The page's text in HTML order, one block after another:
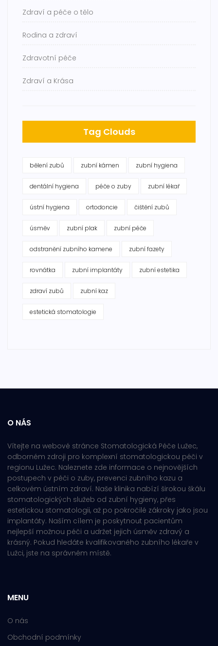
Zdraví a péče o tělo
Rodina a zdraví
Zdravotní péče
Zdraví a Krása
Tag Clouds
bělení zubů zubní kámen zubní hygiena
dentální hygiena péče o zuby zubní lékař
ústní hygiena ortodoncie čištění zubů
úsměv zubní plak zubní péče
odstranění zubního kamene zubní fazety
rovnátka zubní implantáty zubní estetika
zdraví zubů zubní kaz
estetická stomatologie
O NÁS
Vítejte na webové stránce Stomatologická Péče Lužec,
odborném zdroji pro komplexní stomatologickou péči v
regionu Lužec. Naleznete zde informace o nejnovějších
postupech v péči o zuby, prevenci zubního kazu a
celkovém ústním zdraví. Naše klinika nabízí širokou škálu
stomatologických služeb od zubní hygieny, přes
estetickou stomatologii, až po pokročilé zákroky jako jsou
implantáty. Naším cílem je poskytnout pacientům
nejlepší možnou péči a udržet jejich úsměv zdravý a
krásný. Pokud hledáte kvalifikovaného zubního lékaře v
Lužci, jste na správném místě.
MENU
O nás
Obchodní podmínky